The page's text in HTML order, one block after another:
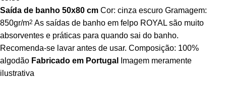
Saída de banho 50x80 cm Cor: cinza escuro Gramagem:
850gr/m2 As saídas de banho em felpo ROYAL são muito
absorventes e práticas para quando sai do banho.
Recomenda-se lavar antes de usar. Composição: 100%
algodão Fabricado em Portugal
Imagem meramente
ilustrativa